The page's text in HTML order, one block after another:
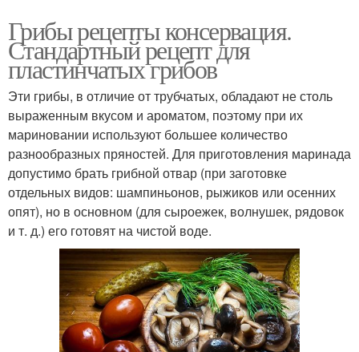
Грибы рецепты консервация.
Стандартный рецепт для
пластинчатых грибов
Эти грибы, в отличие от трубчатых, обладают не столь
выраженным вкусом и ароматом, поэтому при их
мариновании используют большее количество
разнообразных пряностей. Для приготовления маринада
допустимо брать грибной отвар (при заготовке
отдельных видов: шампиньонов, рыжиков или осенних
опят), но в основном (для сыроежек, волнушек, рядовок
и т. д.) его готовят на чистой воде.